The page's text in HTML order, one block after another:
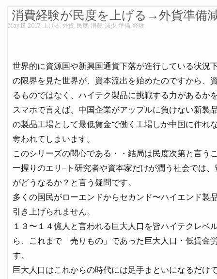
消費経験が民度を上げる→外貨準備
May 13, 2017, 上げる , 外貨, 民度, 消費, 減少, 準備, 経験
世界的に資源国や新興国通貨下落が進行している状況
の限界を見た世界が、資本流出を始めたのですから、
るものではなく、ハイテク製品に挑戦する力があるか
スマホで言えば、中国企業がアップルに負けない新製
の製品工場として最低賃金で働く工場しか中国に作れ
奪われてしまいます。
このシリーズの関心である・・結局は民度次第と言う
一握りのエリ−ト研究者や資本家だけが潤う社会では
がどうなるか？と言う疑問です。
多くの国民がローエンドからセカンド〜ハイエンド製
引き上げられません。
１３〜１４億人と言われる巨大人口を皆ハイテクレベ
ら、これまで「売りもの」であった巨大人口・低賃金
す。
巨大人口はこれからの時代には足手まといになるだけ